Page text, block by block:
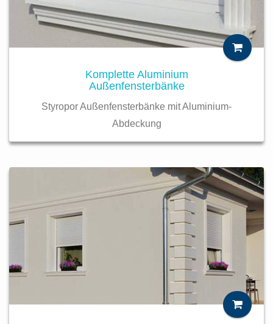
Komplette Aluminium
Außenfensterbänke
Styropor Außenfensterbänke mit Aluminium-
Abdeckung